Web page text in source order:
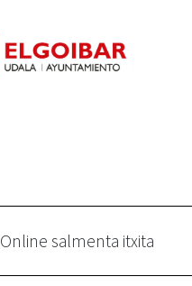
Online salmenta itxita